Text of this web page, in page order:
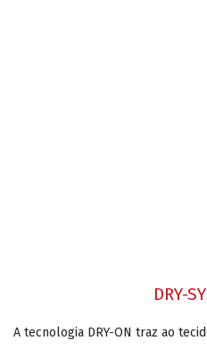
DRY-
A tecnologia DRY-ON traz ao